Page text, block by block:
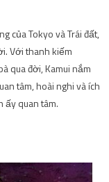
của Tokyo và Trái đất,
Với thanh kiếm
qua đời, Kamui nắm
tâm, hoài nghi và ích
ấy quan tâm.